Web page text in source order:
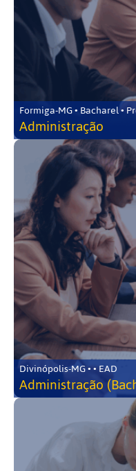
Formiga-MG • Bacharel •
Administração
Divinópolis-MG • • EAD
Administração